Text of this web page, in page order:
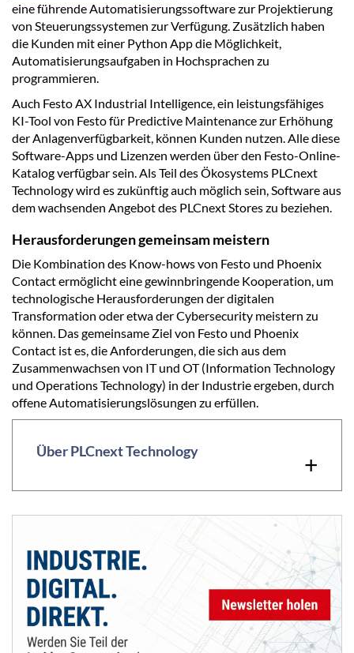
eine führende Automatisierungssoftware zur Projektierung
von Steuerungssystemen zur Verfügung. Zusätzlich haben
die Kunden mit einer Python App die Möglichkeit,
Automatisierungsaufgaben in Hochsprachen zu
programmieren.
Auch Festo AX Industrial Intelligence, ein leistungsfähiges
KI-Tool von Festo für Predictive Maintenance zur Erhöhung
der Anlagenverfügbarkeit, können Kunden nutzen. Alle diese
Software-Apps und Lizenzen werden über den Festo-Online-
Katalog verfügbar sein. Als Teil des Ökosystems PLCnext
Technology wird es zukünftig auch möglich sein, Software aus
dem wachsenden Angebot des PLCnext Stores zu beziehen.
Herausforderungen gemeinsam meistern
Die Kombination des Know-hows von Festo und Phoenix
Contact ermöglicht eine gewinnbringende Kooperation, um
technologische Herausforderungen der digitalen
Transformation oder etwa der Cybersecurity meistern zu
können. Das gemeinsame Ziel von Festo und Phoenix
Contact ist es, die Anforderungen, die sich aus dem
Zusammenwachsen von IT und OT (Information Technology
und Operations Technology) in der Industrie ergeben, durch
offene Automatisierungslösungen zu erfüllen.
+
Über PLCnext Technology